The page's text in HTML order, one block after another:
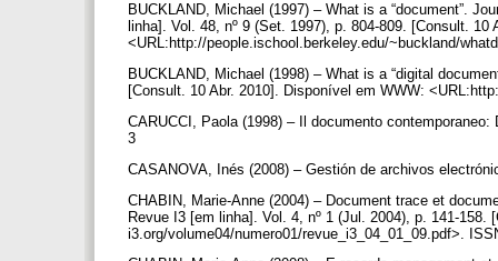
BUCKLAND, Michael (1997) – What is a “document”.
linha]. Vol. 48, nº 9 (Set. 1997), p. 804-809. [Consult.
<URL:http://people.ischool.berkeley.edu/~buckland/
BUCKLAND, Michael (1998) – What is a “digital
[Consult. 10 Abr. 2010]. Disponível em WWW:
CARUCCI, Paola (1998) – Il documento
3
CASANOVA, Inés (2008) – Gestión de archivos
CHABIN, Marie-Anne (2004) – Document trace et
Revue I3 [em linha]. Vol. 4, nº 1 (Jul. 2004), p. 141-
i3.org/volume04/numero01/revue_i3_04_01_09.pdf>.